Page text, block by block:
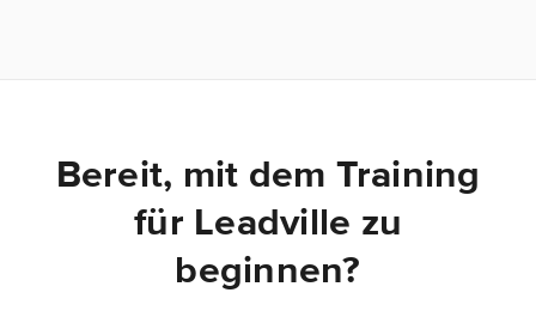
Bereit, mit dem Training
für Leadville zu
beginnen?